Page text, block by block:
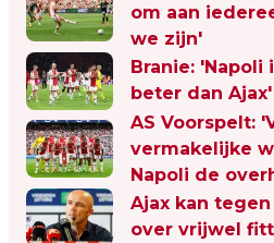
om aan
we zijn'
Branie:
beter dan Ajax'
AS Voorspelt:
vermakelijke
Napoli de
Ajax kan
over vrijwel